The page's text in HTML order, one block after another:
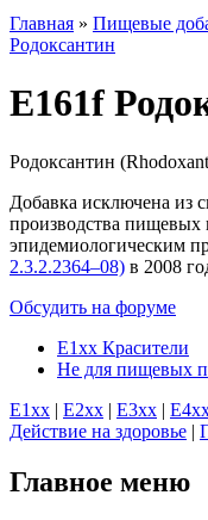
Главная » Пищевые
Родоксантин
E161f
Родоксантин
Добавка исключена из
производства пищевых
эпидемиологическим
2.3.2.2364–08) в 2008
Обсудить на форуме
E1xx Красители
Не для пищевых
E1хх | E2хх | E3хх |
Действие на здоровье |
Главное меню